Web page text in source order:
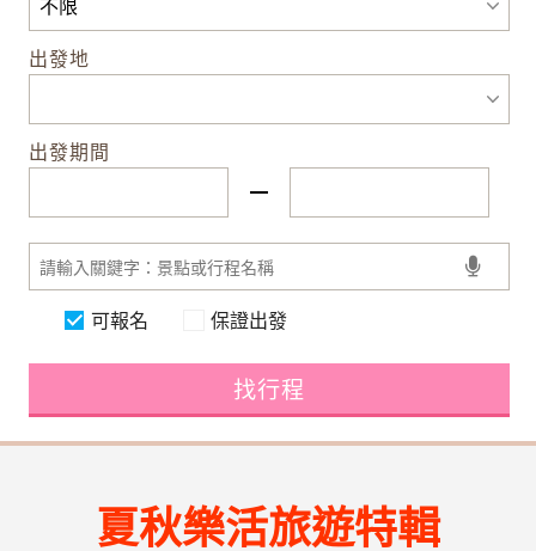
出發地
出發期間
可報名 保證出發
找行程
夏秋樂活旅遊特輯